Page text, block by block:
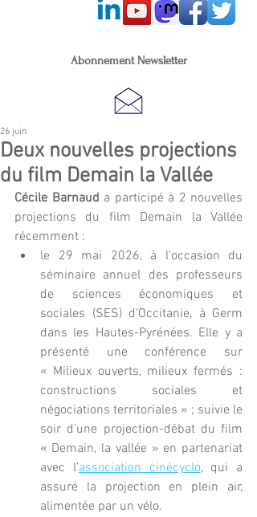
Abonnement Newsletter
Deux nouvelles projections
du film Demain la Vallée
26 juin
Cécile Barnaud a participé à 2 nouvelles
projections du film Demain la Vallée
récemment :
le 29 mai 2026, à l'occasion du
séminaire annuel des professeurs
de sciences économiques et
sociales (SES) d’Occitanie, à Germ
dans les Hautes-Pyrénées. Elle y a
présenté une conférence sur
« Milieux ouverts, milieux fermés :
constructions sociales et
négociations territoriales » ; suivie le
soir d’une projection-débat du film
« Demain, la vallée » en partenariat
avec l’association cinécyclo, qui a
assuré la projection en plein air,
alimentée par un vélo.